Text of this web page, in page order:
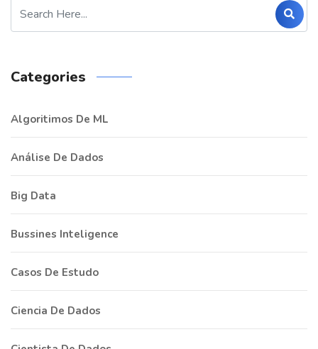
Categories
Algoritimos De ML
Análise De Dados
Big Data
Bussines Inteligence
Casos De Estudo
Ciencia De Dados